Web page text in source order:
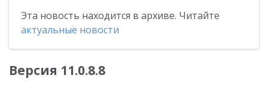
Эта новость находится в архиве. Читайте
актуальные новости
Версия 11.0.8.8